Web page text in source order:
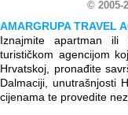
© 2005-
AMARGRUPA TRAVEL
Iznajmite apartman
turističkom agencijom
Hrvatskoj, pronađite
Dalmaciji, unutrašnjosti
cijenama te provedite